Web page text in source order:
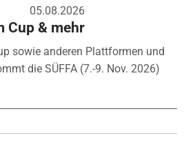
05.08.2026
Cup & mehr
sowie anderen Plattformen und
die SÜFFA (7.-9. Nov. 2026)